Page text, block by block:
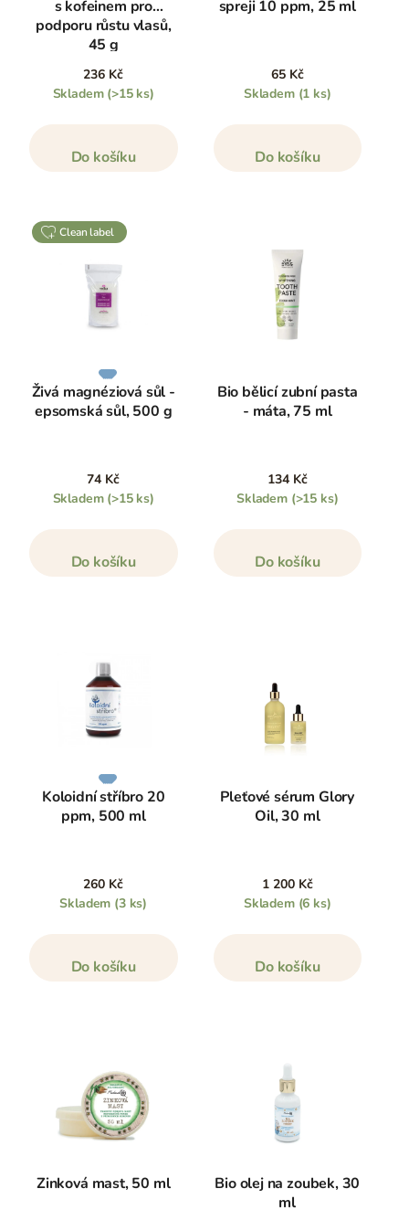
s kofeinem pro
podporu růstu vlasů,
45 g
236 Kč
Skladem (>15 ks)
Do košíku
spreji 10 ppm, 25 ml
65 Kč
Skladem (1 ks)
Do košíku
clean label
Živá magnéziová sůl -
epsomská sůl, 500 g
74 Kč
Skladem (>15 ks)
Do košíku
Bio bělicí zubní pasta
- máta, 75 ml
134 Kč
Skladem (>15 ks)
Do košíku
Koloidní stříbro 20
ppm, 500 ml
260 Kč
Skladem (3 ks)
Do košíku
Pleťové sérum Glory
Oil, 30 ml
1 200 Kč
Skladem (6 ks)
Do košíku
Zinková mast, 50 ml
Bio olej na zoubek, 30
ml